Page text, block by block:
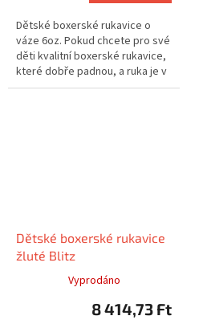
Dětské boxerské rukavice o
váze 6oz. Pokud chcete pro své
děti kvalitní boxerské rukavice,
které dobře padnou, a ruka je v
nich pevně sevřena, tak
Dětské boxerské rukavice
žluté Blitz
Vyprodáno
8 414,73 Ft